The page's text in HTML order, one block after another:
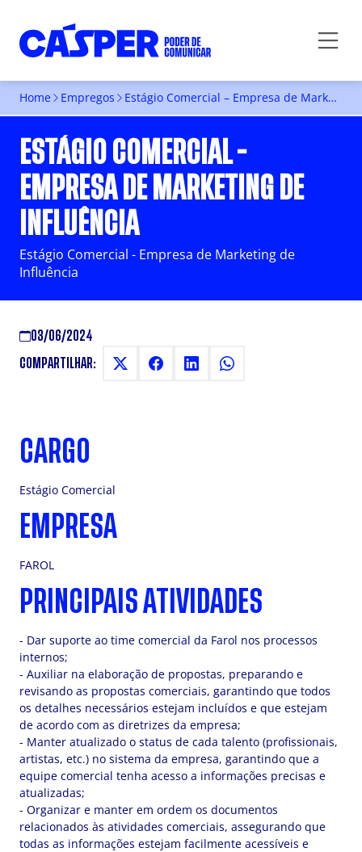
Home Empregos Estágio Comercial – Empresa de Marketing de Influência
ESTÁGIO COMERCIAL -
EMPRESA DE MARKETING DE
INFLUÊNCIA
Estágio Comercial - Empresa de Marketing de
Influência
03/06/2024
COMPARTILHAR:
CARGO
Estágio Comercial
EMPRESA
FAROL
PRINCIPAIS ATIVIDADES
- Dar suporte ao time comercial da Farol nos processos
internos;
- Auxiliar na elaboração de propostas, preparando e
revisando as propostas comerciais, garantindo que todos
os detalhes necessários estejam incluídos e que estejam
de acordo com as diretrizes da empresa;
- Manter atualizado o status de cada talento (profissionais,
artistas, etc.) no sistema da empresa, garantindo que a
equipe comercial tenha acesso a informações precisas e
atualizadas;
- Organizar e manter em ordem os documentos
relacionados às atividades comerciais, assegurando que
todas as informações estejam facilmente acessíveis e